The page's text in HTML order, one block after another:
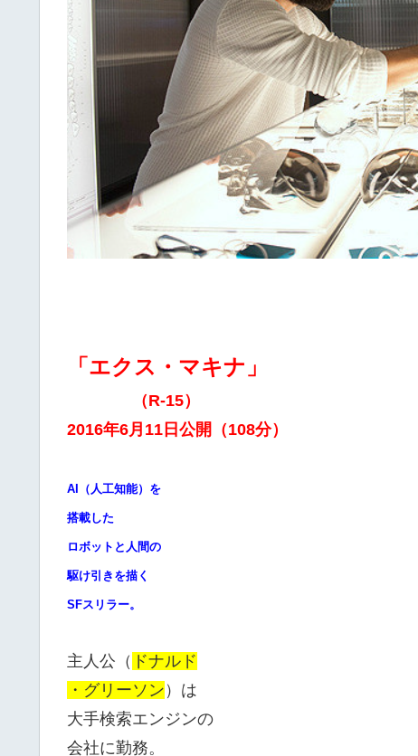
「エクス・マキナ」
（R-15）
2016年6月11日公開（108分）
AI（人工知能）を
搭載した
ロボットと人間の
駆け引きを描く
SFスリラー。
主人公（ ドナルド
・グリーソン ）は
大手検索エンジンの
会社に勤務。